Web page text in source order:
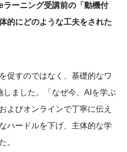
ーニング受講前の「動機付
的にどのような工夫をされた
促すのではなく、基礎的なワ
ました。「なぜ今、AIを学ぶ
よびオンラインで丁寧に伝え
ハードルを下げ、主体的な学
。